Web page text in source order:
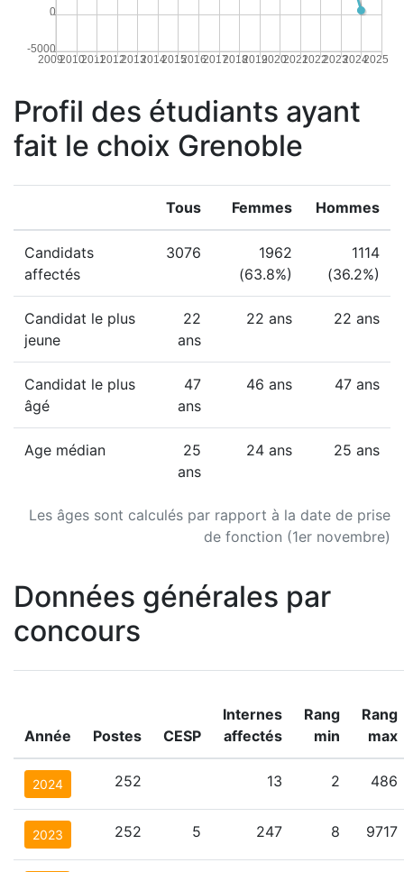
20092010201120122013201420152016201720182019202020212022202320242025
-5000
0
Profil des étudiants ayant
fait le choix Grenoble
Les âges sont calculés par rapport à la date de prise
de fonction (1er novembre)
Tous Femmes Hommes
Candidats
affectés
3076
1962
(63.8%)
1114
(36.2%)
Candidat le plus
jeune
22
ans
22 ans 22 ans
Candidat le plus
âgé
47
ans
46 ans 47 ans
Age médian
25
ans
24 ans 25 ans
Données générales par
concours
Année Postes CESP
Internes
affectés
Rang
min
Rang
max
2024 252 13 2 486
2023 252 5 247 8 9717